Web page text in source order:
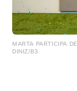
MARTA PARTICIPA
DINIZ/B3